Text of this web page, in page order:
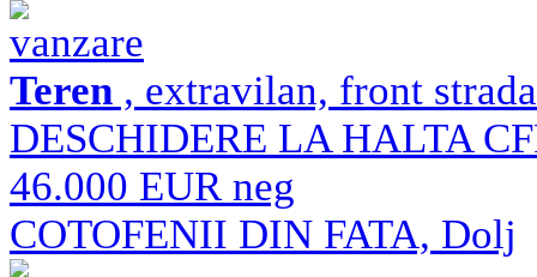
vanzare
Teren , extravilan, front
DESCHIDERE LA HALTA
46.000 EUR neg
COTOFENII DIN FATA, Dolj